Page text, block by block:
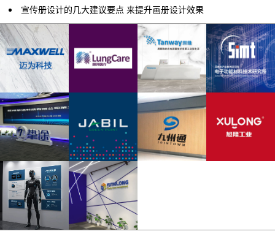
宣传册设计的几大建议要点 来提升画册设计效果